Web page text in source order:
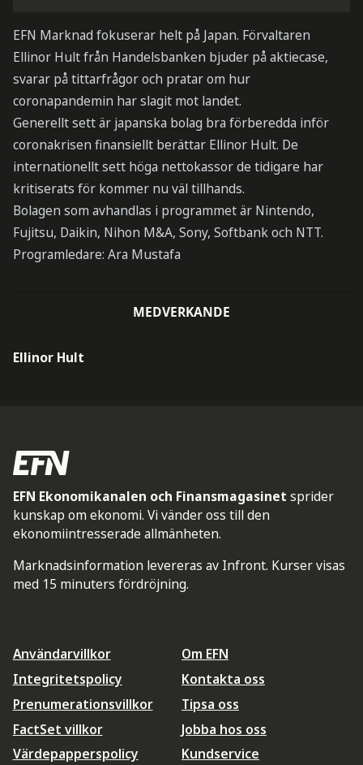
EFN Marknad fokuserar helt på Japan. Förvaltaren
Ellinor Hult från Handelsbanken bjuder på aktiecase,
svarar på tittarfrågor och pratar om hur
coronapandemin har slagit mot landet.
Generellt sett är japanska bolag bra förberedda inför
coronakrisen finansiellt berättar Ellinor Hult. De
internationellt sett höga nettokassor de tidigare har
kritiserats för kommer nu väl tillhands.
Bolagen som avhandlas i programmet är Nintendo,
Fujitsu, Daikin, Nihon M&A, Sony, Softbank och NTT.
Programledare: Ara Mustafa
MEDVERKANDE
Ellinor Hult
EFN Ekonomikanalen och Finansmagasinet sprider
kunskap om ekonomi. Vi vänder oss till den
ekonomiintresserade allmänheten.
Marknadsinformation levereras av Infront. Kurser visas
med 15 minuters fördröjning.
Användarvillkor
Integritetspolicy
Prenumerationsvillkor
FactSet villkor
Värdepapperspolicy
Om EFN
Kontakta oss
Tipsa oss
Jobba hos oss
Kundservice